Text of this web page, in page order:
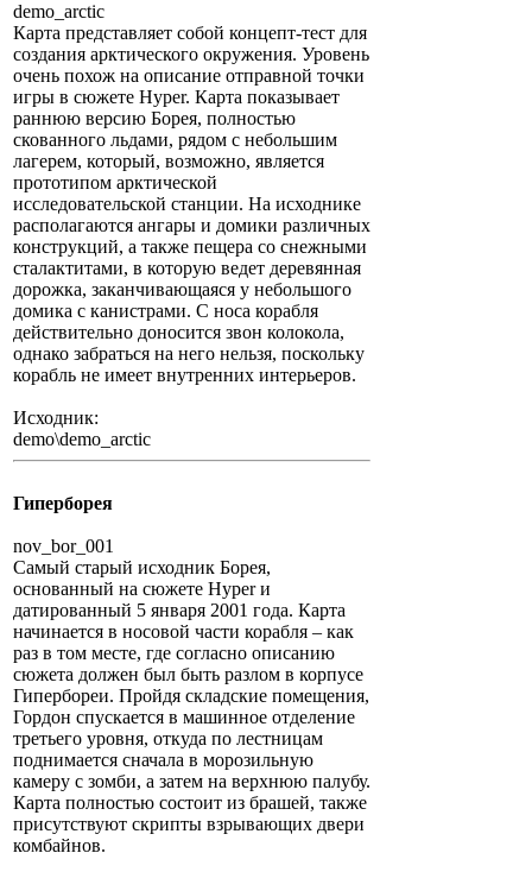
demo_arctic
Карта представляет собой концепт-тест для
создания арктического окружения. Уровень
очень похож на описание отправной точки
игры в сюжете Hyper. Карта показывает
раннюю версию Борея, полностью
скованного льдами, рядом с небольшим
лагерем, который, возможно, является
прототипом арктической
исследовательской станции. На исходнике
располагаются ангары и домики различных
конструкций, а также пещера со снежными
сталактитами, в которую ведет деревянная
дорожка, заканчивающаяся у небольшого
домика с канистрами. С носа корабля
действительно доносится звон колокола,
однако забраться на него нельзя, поскольку
корабль не имеет внутренних интерьеров.
Исходник:
demo\demo_arctic
Гиперборея
nov_bor_001
Самый старый исходник Борея,
основанный на сюжете Hyper и
датированный 5 января 2001 года. Карта
начинается в носовой части корабля – как
раз в том месте, где согласно описанию
сюжета должен был быть разлом в корпусе
Гипербореи. Пройдя складские помещения,
Гордон спускается в машинное отделение
третьего уровня, откуда по лестницам
поднимается сначала в морозильную
камеру с зомби, а затем на верхнюю палубу.
Карта полностью состоит из брашей, также
присутствуют скрипты взрывающих двери
комбайнов.